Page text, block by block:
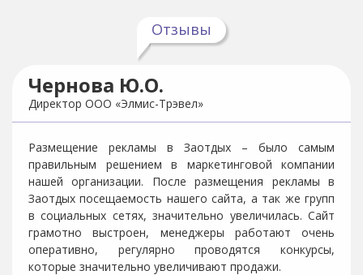
Отзывы
Чернова Ю.О.
Директор ООО «Элмис-Трэвел»
Размещение рекламы в Заотдых – было самым
правильным решением в маркетинговой компании
нашей организации. После размещения рекламы в
Заотдых посещаемость нашего сайта, а так же групп
в социальных сетях, значительно увеличилась. Сайт
грамотно выстроен, менеджеры работают очень
оперативно, регулярно проводятся конкурсы,
которые значительно увеличивают продажи.